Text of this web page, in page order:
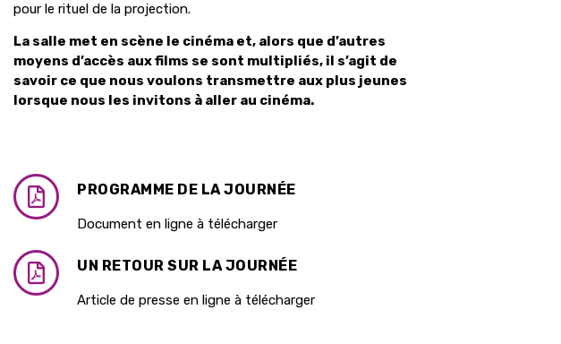
pour le rituel de la projection.
La salle met en scène le cinéma et, alors que d’autres
moyens d’accès aux films se sont multipliés, il s’agit de
savoir ce que nous voulons transmettre aux plus jeunes
lorsque nous les invitons à aller au cinéma.
PROGRAMME DE LA JOURNÉE
Document en ligne à télécharger
UN RETOUR SUR LA JOURNÉE
Article de presse en ligne à télécharger